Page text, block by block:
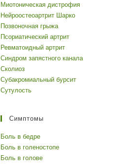
Миотоническая дистрофия
Нейроостеоартрит Шарко
Позвоночная грыжа
Псориатический артрит
Ревматоидный артрит
Синдром запястного канала
Сколиоз
Субакромиальный бурсит
Сутулость
Симптомы
Боль в бедре
Боль в голеностопе
Боль в голове